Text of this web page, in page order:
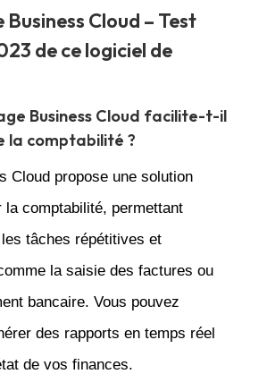
Business Cloud – Test
de ce logiciel de
Business Cloud facilite-t-il
la comptabilité ?
Cloud propose une solution
la comptabilité, permettant
les tâches répétitives et
la saisie des factures ou
bancaire. Vous pouvez
des rapports en temps réel
de vos finances.